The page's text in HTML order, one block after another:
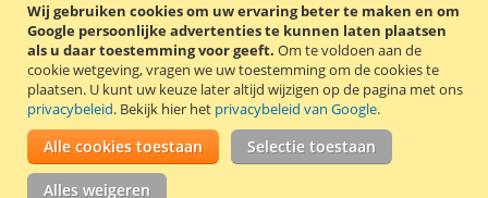
Wij gebruiken cookies om uw ervaring beter te maken en om
Google persoonlijke advertenties te kunnen laten plaatsen
als u daar toestemming voor geeft. Om te voldoen aan de
cookie wetgeving, vragen we uw toestemming om de cookies te
plaatsen. U kunt uw keuze later altijd wijzigen op de pagina met ons
privacybeleid. Bekijk hier het privacybeleid van Google.
Alle cookies toestaan Selectie toestaan
Alles weigeren
In Winkelwagen
VOEG TOE AAN VERLANGLIJST